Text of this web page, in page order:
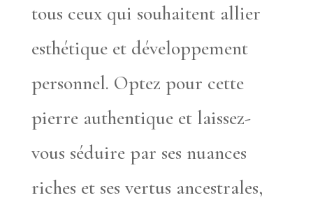
tous ceux qui souhaitent allier
esthétique et développement
personnel. Optez pour cette
pierre authentique et laissez-
vous séduire par ses nuances
riches et ses vertus ancestrales,